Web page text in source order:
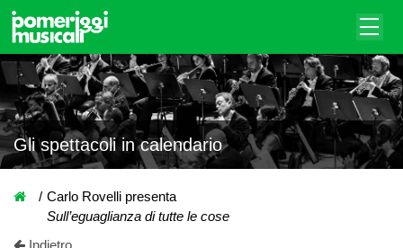
Gli spettacoli in calendario
Carlo Rovelli presenta
Sull’eguaglianza di tutte le cose